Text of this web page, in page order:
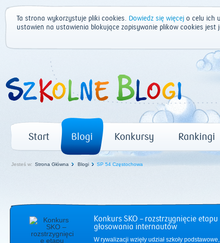
Ta strona wykorzystuje pliki cookies. Dowiedz się więcej o celu ich
ustawień na ustawienia blokujące zapisywanie plików cookies
Start Blogi Konkursy Rankingi
Jesteś w: Strona Główna Blogi SP 54 Częstochowa
Konkurs SKO – rozstrzygnięcie
głosowania internautów
W rywalizacji wzięły udział szkoły